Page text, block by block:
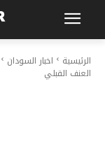
الرئيسية اخبار السودان
العنف القبلي